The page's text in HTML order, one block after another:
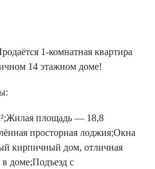
1-комнатная квартира
14 этажном доме!
площадь — 18,8
просторная лоджия;Окна
кирпичный дом, отличная
в доме;Подъезд с